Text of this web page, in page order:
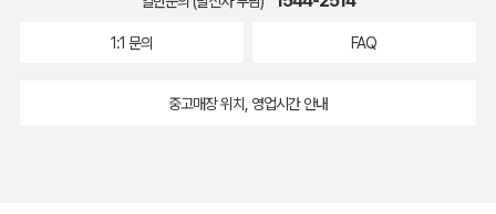
1:1 문의 FAQ
중고매장 위치, 영업시간 안내